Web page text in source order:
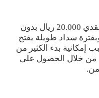
يجب العلم أن الحصول على تمويل نقدي 20.000 ريال بدون
سداد طويلة يفتح
إمكانية بدء الكثير من
من خلال الحصول على